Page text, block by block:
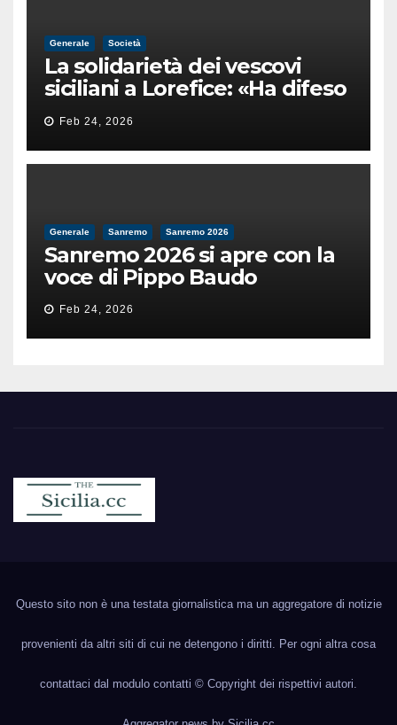
Generale Società
La solidarietà dei vescovi
siciliani a Lorefice: «Ha difeso
il valore e la dignità
dell’umanità»
Feb 24, 2026
Generale Sanremo Sanremo 2026
Sanremo 2026 si apre con la
voce di Pippo Baudo
Feb 24, 2026
Questo sito non è una testata giornalistica ma un aggregatore di notizie
provenienti da altri siti di cui ne detengono i diritti. Per ogni altra cosa
contattaci dal modulo contatti © Copyright dei rispettivi autori.